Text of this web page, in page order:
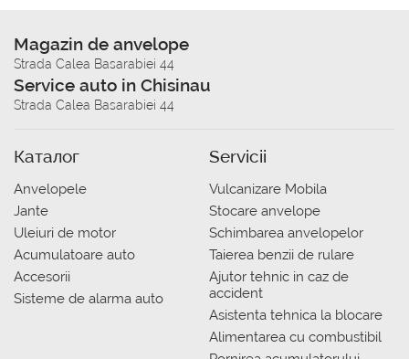
Magazin de anvelope
Strada Calea Basarabiei 44
Service auto in Chisinau
Strada Calea Basarabiei 44
Каталог
Anvelopele
Jante
Uleiuri de motor
Acumulatoare auto
Accesorii
Sisteme de alarma auto
Servicii
Vulcanizare Mobila
Stocare anvelope
Schimbarea anvelopelor
Taierea benzii de rulare
Ajutor tehnic in caz de
accident
Asistenta tehnica la blocare
Alimentarea cu combustibil